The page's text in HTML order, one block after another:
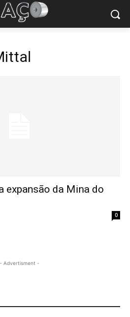
da Mina do
0
- Advertisment -